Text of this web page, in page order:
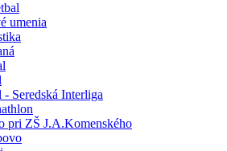
umenia
- Seredská Interliga
pri ZŠ J.A.Komenského